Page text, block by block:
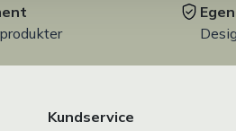
Kundservice